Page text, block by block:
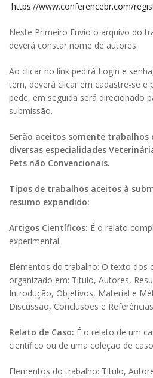
https://www.conferencebr.com/
Neste Primeiro Envio o arquivo do
deverá constar nome de autores.
Ao clicar no link pedirá Login e
tem, deverá clicar em cadastre-se e
pede, em seguida será direcionado
submissão.
Serão aceitos somente
diversas especialidades
Pets não Convencionais.
Tipos de trabalhos aceitos à
resumo expandido:
Artigos Científicos: É o relato
experimental.
Elementos do trabalho: O texto dos
organizado em: Título, Autores,
Introdução, Objetivos, Material e
Discussão, Conclusões e
Relato de Caso: É o relato de um
científico ou de uma coleção de
Elementos do trabalho: Título,